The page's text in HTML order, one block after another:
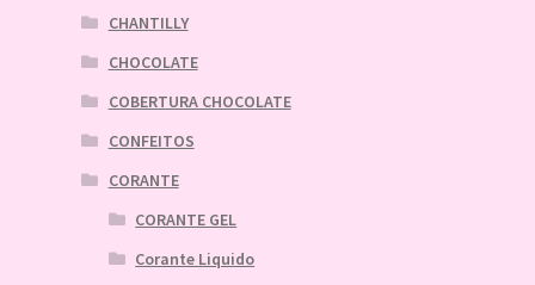
CHANTILLY
CHOCOLATE
COBERTURA CHOCOLATE
CONFEITOS
CORANTE
CORANTE GEL
Corante Liquido